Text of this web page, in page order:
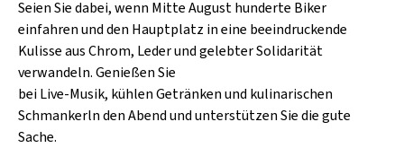
Seien Sie dabei, wenn Mitte August hunderte Biker
einfahren und den Hauptplatz in eine beeindruckende
Kulisse aus Chrom, Leder und gelebter Solidarität
verwandeln. Genießen Sie
bei Live-Musik, kühlen Getränken und kulinarischen
Schmankerln den Abend und unterstützen Sie die gute
Sache.